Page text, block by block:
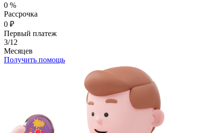
0 %
Рассрочка
0 ₽
Первый платеж
3/12
Месяцев
Получить помощь